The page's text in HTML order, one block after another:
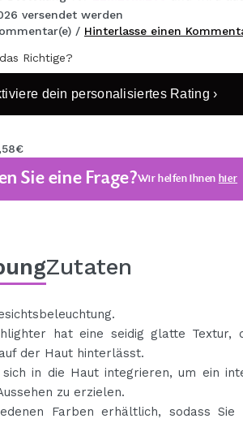
versendet werden
/ Hinterlasse einen
Richtige?
dein personalisiertes Rating ›
Sie eine Frage?Wir helfen Ihnen hier
Zutaten
hat eine seidig glatte Textur,
der Haut hinterlässt.
in die Haut integrieren, um ein
zu erzielen.
Farben erhältlich, sodass Sie